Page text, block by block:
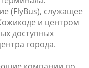
(FlyBus), служащее
и центром
доступных
города.